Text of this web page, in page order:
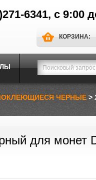
6341, с 9:00
КОРЗИНА:
ЧЕРНЫЕ >
для монет